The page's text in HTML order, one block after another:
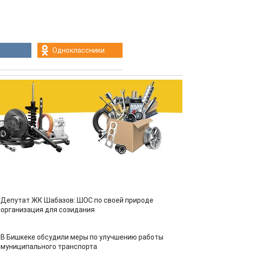
Одноклассники
Депутат ЖК Шабазов: ШОС по своей природе
организация для созидания
В Бишкеке обсудили меры по улучшению работы
муниципального транспорта